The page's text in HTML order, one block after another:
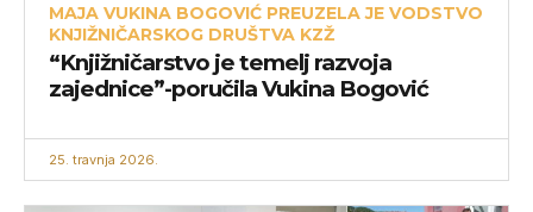
MAJA VUKINA BOGOVIĆ PREUZELA JE VODSTVO
KNJIŽNIČARSKOG DRUŠTVA KZŽ
“Knjižničarstvo je temelj razvoja
zajednice”-poručila Vukina Bogović
25. travnja 2026.